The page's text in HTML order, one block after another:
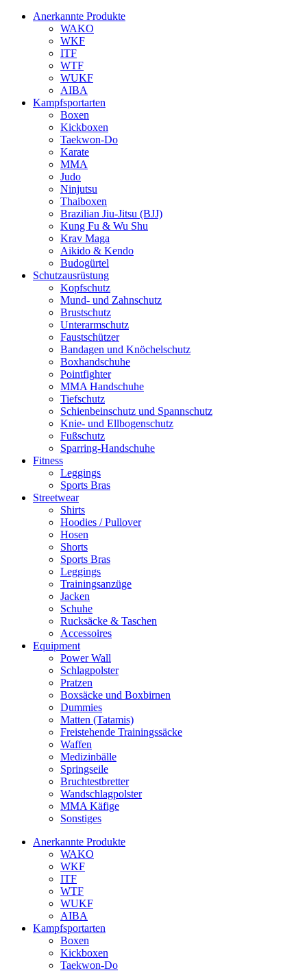
Anerkannte Produkte
WAKO
WKF
ITF
WTF
WUKF
AIBA
Kampfsportarten
Boxen
Kickboxen
Taekwon-Do
Karate
MMA
Judo
Ninjutsu
Thaiboxen
Brazilian Jiu-Jitsu (BJJ)
Kung Fu & Wu Shu
Krav Maga
Aikido & Kendo
Budogürtel
Schutzausrüstung
Kopfschutz
Mund- und Zahnschutz
Brustschutz
Unterarmschutz
Faustschützer
Bandagen und Knöchelschutz
Boxhandschuhe
Pointfighter
MMA Handschuhe
Tiefschutz
Schienbeinschutz und Spannschutz
Knie- und Ellbogenschutz
Fußschutz
Sparring-Handschuhe
Fitness
Leggings
Sports Bras
Streetwear
Shirts
Hoodies / Pullover
Hosen
Shorts
Sports Bras
Leggings
Trainingsanzüge
Jacken
Schuhe
Rucksäcke & Taschen
Accessoires
Equipment
Power Wall
Schlagpolster
Pratzen
Boxsäcke und Boxbirnen
Dummies
Matten (Tatamis)
Freistehende Trainingssäcke
Waffen
Medizinbälle
Springseile
Bruchtestbretter
Wandschlagpolster
MMA Käfige
Sonstiges
Anerkannte Produkte
WAKO
WKF
ITF
WTF
WUKF
AIBA
Kampfsportarten
Boxen
Kickboxen
Taekwon-Do